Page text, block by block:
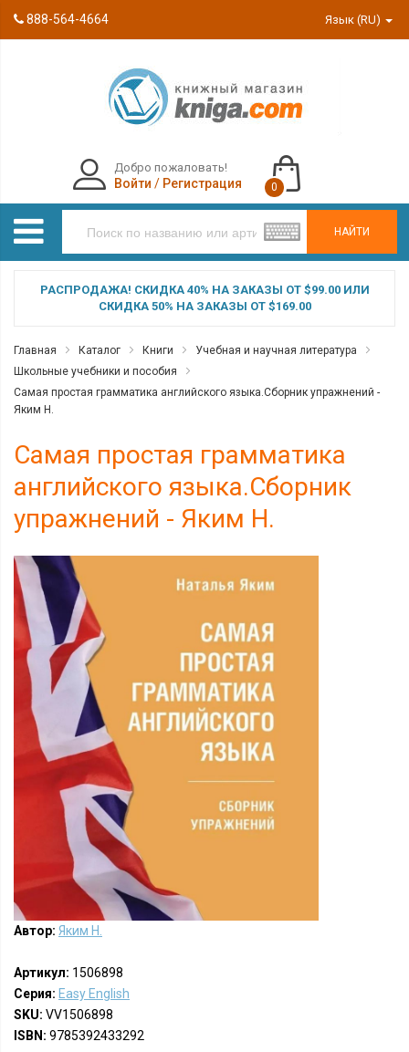
888-564-4664 Язык (RU)
НАЙТИ
Добро пожаловать!
Войти / Регистрация 0
РАСПРОДАЖА! СКИДКА 40% НА ЗАКАЗЫ ОТ $99.00 ИЛИ
СКИДКА 50% НА ЗАКАЗЫ ОТ $169.00
Главная Каталог Книги
Учебная и научная литература
Школьные учебники и пособия
Самая простая грамматика английского языка.Сборник упражнений -
Яким Н.
Самая простая грамматика
английского языка.Сборник
упражнений - Яким Н.
Автор: Яким Н.
Артикул: 1506898
Серия: Easy English
SKU: VV1506898
ISBN: 9785392433292